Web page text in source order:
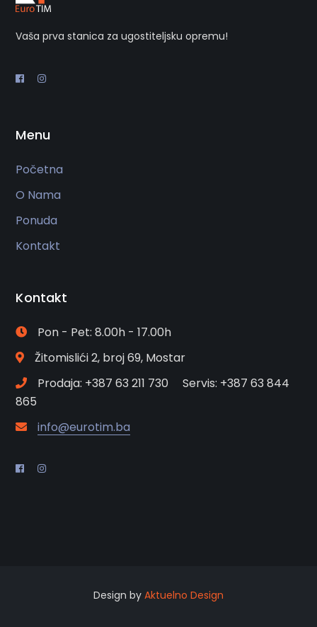
Vaša prva stanica za ugostiteljsku opremu!
Menu
Početna
O Nama
Ponuda
Kontakt
Kontakt
Pon - Pet: 8.00h - 17.00h
Žitomislići 2, broj 69, Mostar
Prodaja: +387 63 211 730 Servis: +387 63 844
865
info@eurotim.ba
Design by Aktuelno Design